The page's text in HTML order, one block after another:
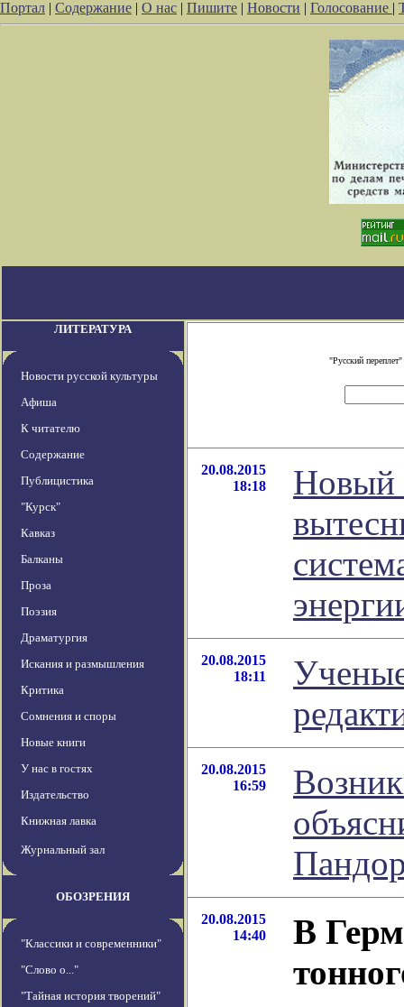
Портал | Содержание | О нас | Пишите | Новости | Голосование |
ЛИТЕРАТУРА
Новости русской культуры
Афиша
К читателю
Содержание
Публицистика
"Курск"
Кавказ
Балканы
Проза
Поэзия
Драматургия
Искания и размышления
Критика
Сомнения и споры
Новые книги
У нас в гостях
Издательство
Книжная лавка
Журнальный зал
ОБОЗРЕНИЯ
"Классики и современники"
"Слово о..."
"Тайная история творений"
"Русский
20.08.2015
18:18
Новый
20.08.2015
18:11
20.08.2015
16:59
20.08.2015
14:40
В